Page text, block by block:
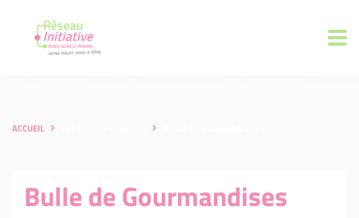
ACCUEIL
Bulle de Gourmandises